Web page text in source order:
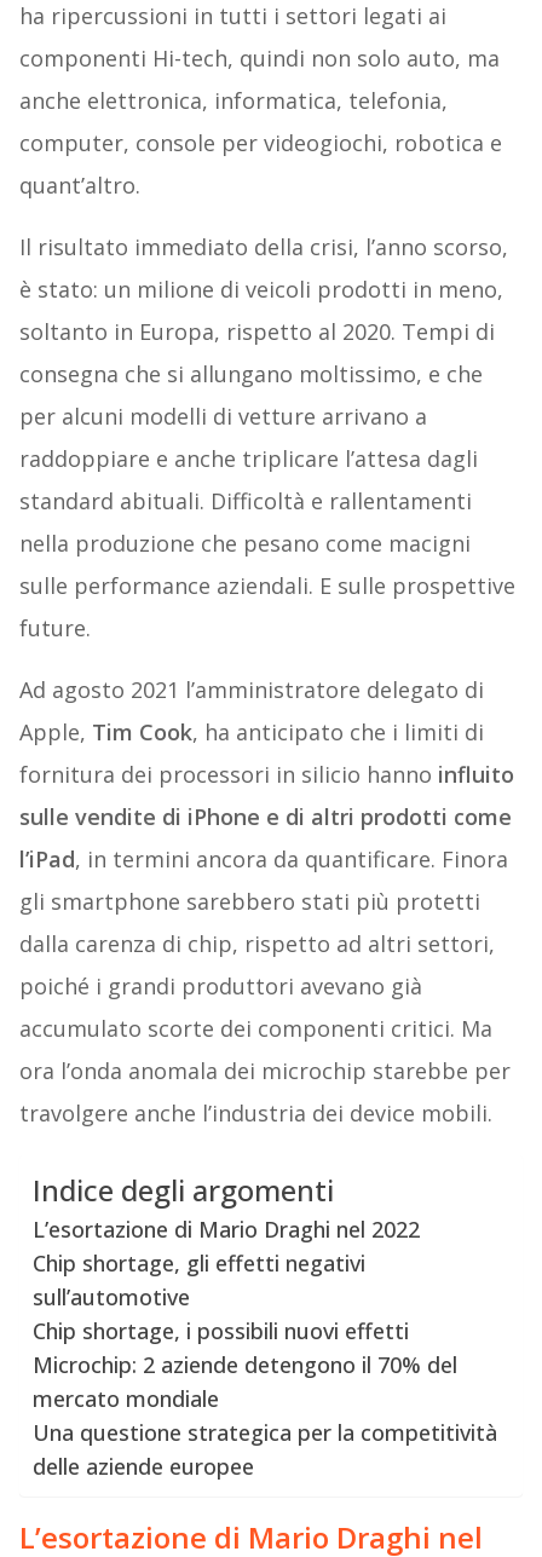
ha ripercussioni in tutti i settori legati ai
componenti Hi-tech, quindi non solo auto, ma
anche elettronica, informatica, telefonia,
computer, console per videogiochi, robotica e
quant’altro.
Il risultato immediato della crisi, l’anno scorso,
è stato: un milione di veicoli prodotti in meno,
soltanto in Europa, rispetto al 2020. Tempi di
consegna che si allungano moltissimo, e che
per alcuni modelli di vetture arrivano a
raddoppiare e anche triplicare l’attesa dagli
standard abituali. Difficoltà e rallentamenti
nella produzione che pesano come macigni
sulle performance aziendali. E sulle prospettive
future.
Ad agosto 2021 l’amministratore delegato di
Apple, Tim Cook, ha anticipato che i limiti di
fornitura dei processori in silicio hanno influito
sulle vendite di iPhone e di altri prodotti come
l’iPad, in termini ancora da quantificare. Finora
gli smartphone sarebbero stati più protetti
dalla carenza di chip, rispetto ad altri settori,
poiché i grandi produttori avevano già
accumulato scorte dei componenti critici. Ma
ora l’onda anomala dei microchip starebbe per
travolgere anche l’industria dei device mobili.
Indice degli argomenti
L’esortazione di Mario Draghi nel 2022
Chip shortage, gli effetti negativi
sull’automotive
Chip shortage, i possibili nuovi effetti
Microchip: 2 aziende detengono il 70% del
mercato mondiale
Una questione strategica per la competitività
delle aziende europee
L’esortazione di Mario Draghi nel